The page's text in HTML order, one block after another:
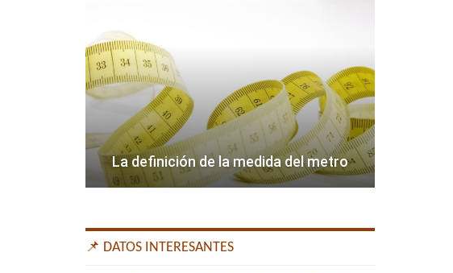
La definición de la medida del metro
📌 DATOS INTERESANTES